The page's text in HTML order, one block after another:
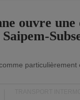
ouvre une